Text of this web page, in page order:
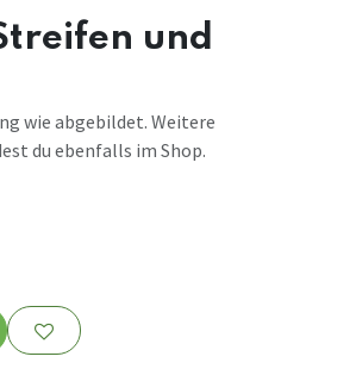
und
wie abgebildet. Weitere
du ebenfalls im Shop.